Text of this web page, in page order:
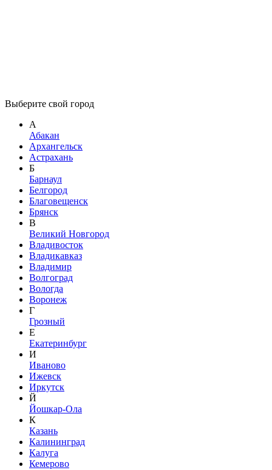
Выберите свой город
А
Абакан
Архангельск
Астрахань
Б
Барнаул
Белгород
Благовещенск
Брянск
В
Великий Новгород
Владивосток
Владикавказ
Владимир
Волгоград
Вологда
Воронеж
Г
Грозный
Е
Екатеринбург
И
Иваново
Ижевск
Иркутск
Й
Йошкар-Ола
К
Казань
Калининград
Калуга
Кемерово